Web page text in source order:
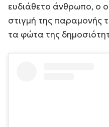
ευδιάθετο άνθρωπο, ο
στιγμή της παραμονής
τα φώτα της